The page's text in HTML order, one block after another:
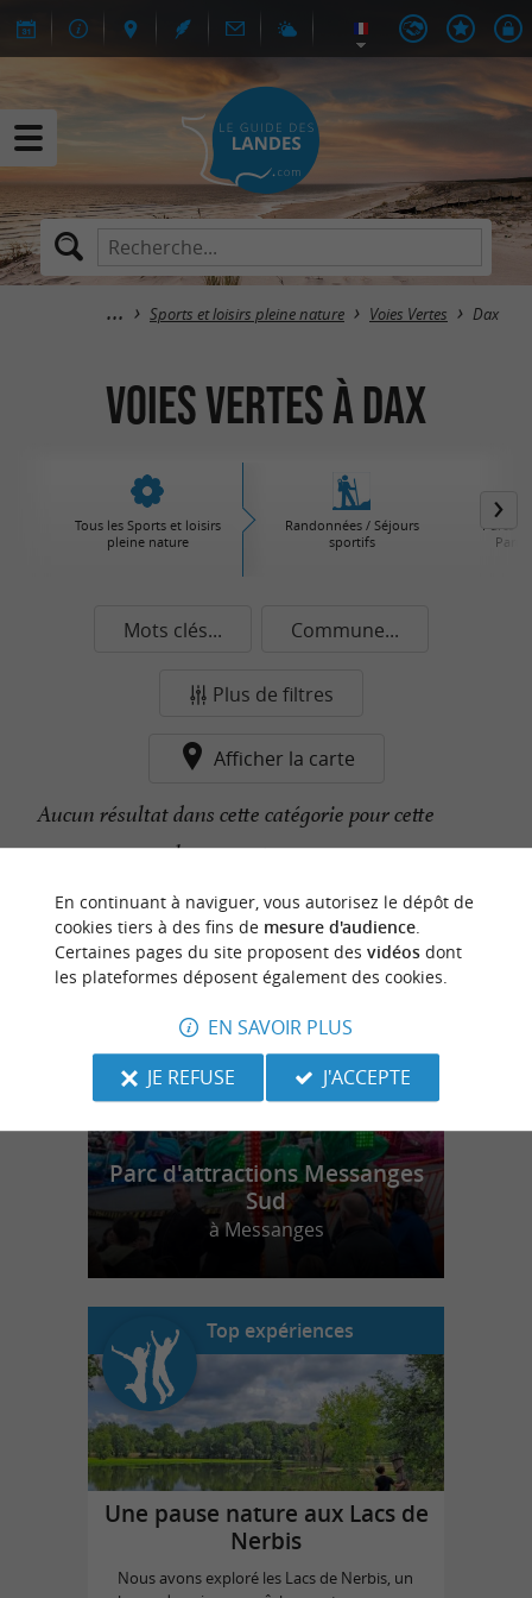
Sports et loisirs pleine nature Voies Vertes Dax
Voies Vertes à Dax
Tous les Sports et loisirs
pleine nature
Randonnées / Séjours
sportifs
Parcs
Mots clés... Commune...
Plus de filtres
Afficher la carte
Aucun résultat dans cette catégorie pour cette
commune pour le moment...
n
o
t
r
e
c
o
u
p
d
e
c
o
e
u
r
Parc d'attractions Messanges
Sud
à Messanges
Top expériences
Une pause nature aux Lacs de
Nerbis
Nous avons exploré les Lacs de Nerbis, un
En continuant à naviguer, vous autorisez le dépôt de
cookies tiers à des fins de mesure d'audience.
Certaines pages du site proposent des vidéosdont
les plateformes déposent également des cookies.
EN SAVOIR PLUS
JE REFUSE
J'ACCEPTE